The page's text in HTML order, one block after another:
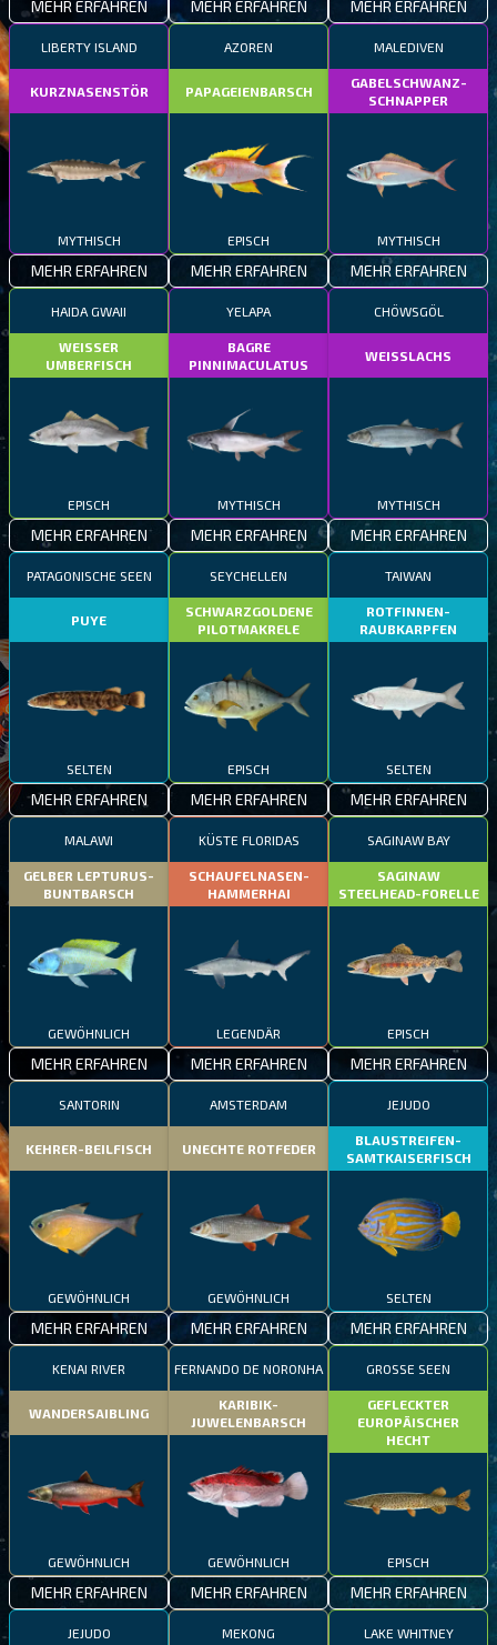
MEHR ERFAHREN MEHR ERFAHREN MEHR ERFAHREN
LIBERTY ISLAND
KURZNASENSTÖR
MYTHISCH
MEHR ERFAHREN
AZOREN
PAPAGEIENBARSCH
EPISCH
MEHR ERFAHREN
MALEDIVEN
GABELSCHWANZ-
SCHNAPPER
MYTHISCH
MEHR ERFAHREN
HAIDA GWAII
WEISSER
UMBERFISCH
EPISCH
MEHR ERFAHREN
YELAPA
BAGRE
PINNIMACULATUS
MYTHISCH
MEHR ERFAHREN
CHÖWSGÖL
WEISSLACHS
MYTHISCH
MEHR ERFAHREN
PATAGONISCHE SEEN
PUYE
SELTEN
MEHR ERFAHREN
SEYCHELLEN
SCHWARZGOLDENE
PILOTMAKRELE
EPISCH
MEHR ERFAHREN
TAIWAN
ROTFINNEN-
RAUBKARPFEN
SELTEN
MEHR ERFAHREN
MALAWI
GELBER LEPTURUS-
BUNTBARSCH
GEWÖHNLICH
MEHR ERFAHREN
KÜSTE FLORIDAS
SCHAUFELNASEN-
HAMMERHAI
LEGENDÄR
MEHR ERFAHREN
SAGINAW BAY
SAGINAW
STEELHEAD-FORELLE
EPISCH
MEHR ERFAHREN
SANTORIN
KEHRER-BEILFISCH
GEWÖHNLICH
MEHR ERFAHREN
AMSTERDAM
UNECHTE ROTFEDER
GEWÖHNLICH
MEHR ERFAHREN
JEJUDO
BLAUSTREIFEN-
SAMTKAISERFISCH
SELTEN
MEHR ERFAHREN
KENAI RIVER
WANDERSAIBLING
GEWÖHNLICH
MEHR ERFAHREN
FERNANDO DE NORONHA
KARIBIK-
JUWELENBARSCH
GEWÖHNLICH
MEHR ERFAHREN
GROSSE SEEN
GEFLECKTER
EUROPÄISCHER
HECHT
EPISCH
MEHR ERFAHREN
JEJUDO MEKONG LAKE WHITNEY